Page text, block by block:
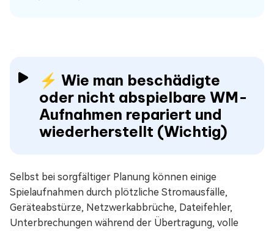
⚡ Wie man beschädigte
oder nicht abspielbare WM-
Aufnahmen repariert und
wiederherstellt (Wichtig)
Selbst bei sorgfältiger Planung können einige
Spielaufnahmen durch plötzliche Stromausfälle,
Geräteabstürze, Netzwerkabbrüche, Dateifehler,
Unterbrechungen während der Übertragung, volle